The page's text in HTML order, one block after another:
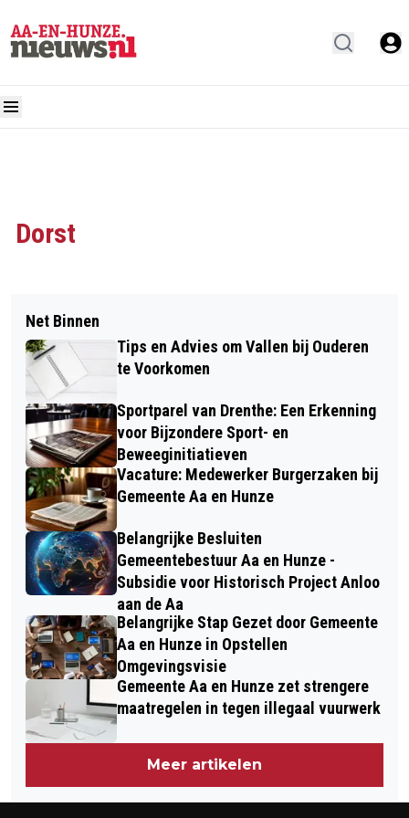
Dorst
Net Binnen
Tips en Advies om Vallen bij Ouderen
te Voorkomen
Sportparel van Drenthe: Een Erkenning
voor Bijzondere Sport- en
Beweeginitiatieven
Vacature: Medewerker Burgerzaken bij
Gemeente Aa en Hunze
Belangrijke Besluiten
Gemeentebestuur Aa en Hunze -
Subsidie voor Historisch Project Anloo
aan de Aa
Belangrijke Stap Gezet door Gemeente
Aa en Hunze in Opstellen
Omgevingsvisie
Gemeente Aa en Hunze zet strengere
maatregelen in tegen illegaal vuurwerk
Meer artikelen